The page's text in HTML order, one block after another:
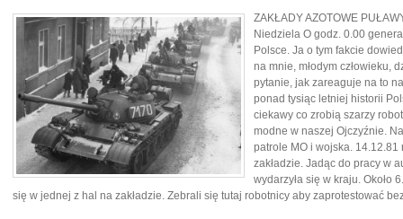
ZAKŁADY AZOTOWE
Niedziela O godz. 0.00
Polsce. Ja o tym fakcie
na mnie, młodym człowieku,
pytanie, jak zareaguje na to
ponad tysiąc letniej historii
ciekawy co zrobią szarzy
modne w naszej Ojczyźnie.
patrole MO i wojska. 14.12.81
zakładzie. Jadąc do pracy w
wydarzyła się w kraju. Około
się w jednej z hal na zakładzie. Zebrali się tutaj robotnicy aby zaprotestować